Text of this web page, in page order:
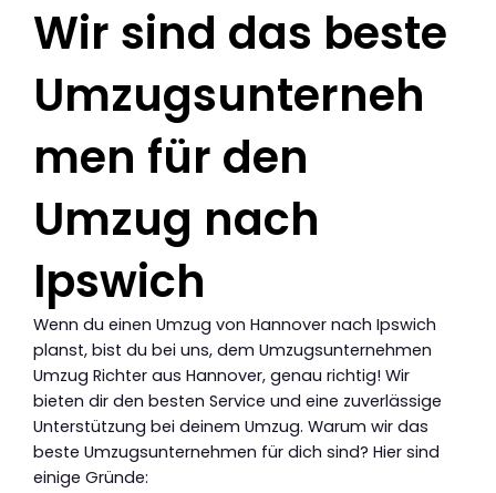
Wir sind das beste
Umzugsunterneh
men für den
Umzug nach
Ipswich
Wenn du einen Umzug von Hannover nach Ipswich
planst, bist du bei uns, dem Umzugsunternehmen
Umzug Richter aus Hannover, genau richtig! Wir
bieten dir den besten Service und eine zuverlässige
Unterstützung bei deinem Umzug. Warum wir das
beste Umzugsunternehmen für dich sind? Hier sind
einige Gründe: